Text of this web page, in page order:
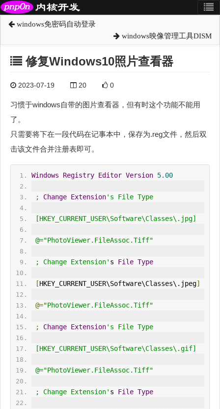
windows免密码自动登录
windows映像管理工具DISM
修复Windows10照片查看器
2023-07-19 20 0
习惯于windows自带的图片查看器，但有时这个功能不能用
了。
只需要将下在一段代码在记事本中，保存为.reg文件，然后双
击该文件合并注册表即可。
Windows Registry Editor Version 5.00
; Change Extension's File Type
[HKEY_CURRENT_USER\Software\Classes\.jpg]
@="PhotoViewer.FileAssoc.Tiff"
; Change Extension' s File Type
[HKEY_CURRENT_USER\Software\Classes\.jpeg]
@="PhotoViewer.FileAssoc.Tiff"
; Change Extension's File Type
[HKEY_CURRENT_USER\Software\Classes\.gif]
@="PhotoViewer.FileAssoc.Tiff"
; Change Extension' s File Type